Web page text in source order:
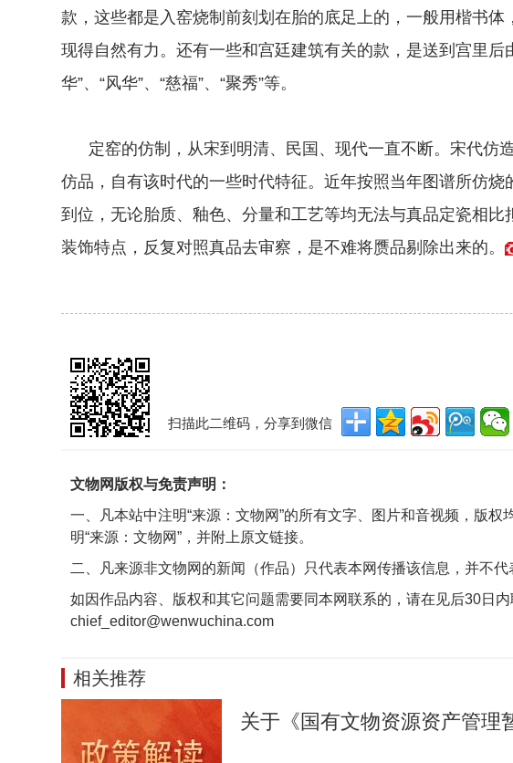
款，这些都是入窑烧制前刻划在胎的底足上的，一般用楷书体
现得自然有力。还有一些和宫廷建筑有关的款，是送到宫里后
华”、“风华”、“慈福”、“聚秀”等。
定窑的仿制，从宋到明清、民国、现代一直不断。宋代仿
仿品，自有该时代的一些时代特征。近年按照当年图谱所仿烧
到位，无论胎质、釉色、分量和工艺等均无法与真品定瓷相比
装饰特点，反复对照真品去审察，是不难将赝品剔除出来的。
扫描此二维码，分享到微信
文物网版权与免责声明：
一、凡本站中注明“来源：文物网”的所有文字、图片和音视频，版权
明“来源：文物网”，并附上原文链接。
二、凡来源非文物网的新闻（作品）只代表本网传播该信息，并不代
如因作品内容、版权和其它问题需要同本网联系的，请在见后30日内
chief_editor@wenwuchina.com
相关推荐
关于《国有文物资源资产管理